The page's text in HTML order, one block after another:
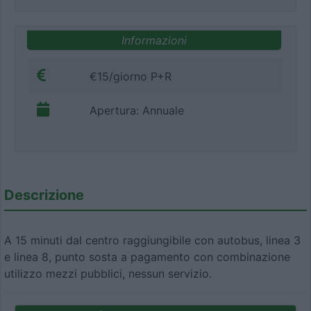
Informazioni
€15/giorno P+R
Apertura: Annuale
Descrizione
A 15 minuti dal centro raggiungibile con autobus, linea 3
e linea 8, punto sosta a pagamento con combinazione
utilizzo mezzi pubblici, nessun servizio.